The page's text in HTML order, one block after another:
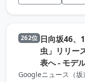
262位 日向坂46、
虫」リリー
表へ - モデ
Googleニュース（坂